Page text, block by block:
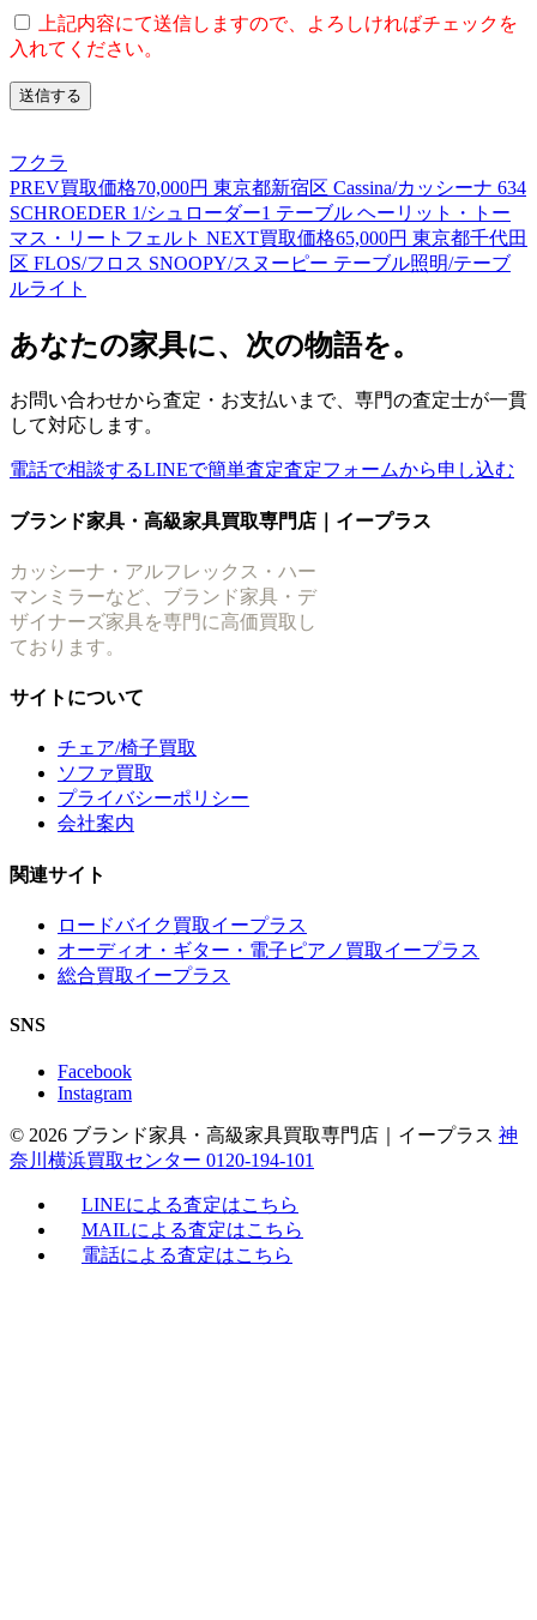
上記内容にて送信しますので、よろしければチェックを
入れてください。
フクラ
PREV買取価格70,000円 東京都新宿区 Cassina/カッシーナ 634
SCHROEDER 1/シュローダー1 テーブル ヘーリット・トー
マス・リートフェルト NEXT買取価格65,000円 東京都千代田
区 FLOS/フロス SNOOPY/スヌーピー テーブル照明/テーブ
ルライト
あなたの家具に、次の物語を。
お問い合わせから査定・お支払いまで、専門の査定士が一貫
して対応します。
電話で相談するLINEで簡単査定査定フォームから申し込む
ブランド家具・高級家具買取専門店｜イープラス
カッシーナ・アルフレックス・ハー
マンミラーなど、ブランド家具・デ
ザイナーズ家具を専門に高価買取し
ております。
サイトについて
チェア/椅子買取
ソファ買取
プライバシーポリシー
会社案内
関連サイト
ロードバイク買取イープラス
オーディオ・ギター・電子ピアノ買取イープラス
総合買取イープラス
SNS
Facebook
Instagram
© 2026 ブランド家具・高級家具買取専門店｜イープラス 神
奈川横浜買取センター 0120-194-101
LINEによる査定はこちら
MAILによる査定はこちら
電話による査定はこちら